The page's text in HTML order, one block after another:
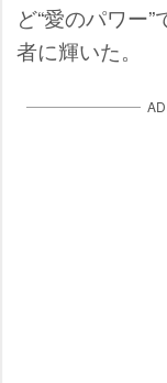
ど“愛のパワー
者に輝いた。